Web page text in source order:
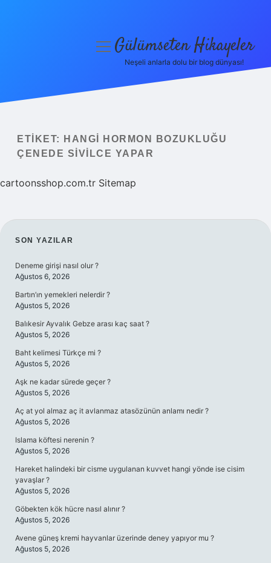
Yasal Uyarı
menüyüGülümseten Hikayeler
Neşeli anlarla dolu bir blog dünyası!
ETIKET:
HANGI HORMON BOZUKLUĞU
ÇENEDE SIVILCE YAPAR
cartoonsshop.com.tr Sitemap
SIDEBAR
SON YAZILAR
Deneme girişi nasıl olur ?
Ağustos 6, 2026
Bartın’ın yemekleri nelerdir ?
Ağustos 5, 2026
Balıkesir Ayvalık Gebze arası kaç saat ?
Ağustos 5, 2026
Baht kelimesi Türkçe mi ?
Ağustos 5, 2026
Aşk ne kadar sürede geçer ?
Ağustos 5, 2026
Aç at yol almaz aç it avlanmaz atasözünün anlamı nedir ?
Ağustos 5, 2026
Islama köftesi nerenin ?
Ağustos 5, 2026
Hareket halindeki bir cisme uygulanan kuvvet hangi yönde ise cisim
yavaşlar ?
Ağustos 5, 2026
Göbekten kök hücre nasıl alınır ?
Ağustos 5, 2026
Avene güneş kremi hayvanlar üzerinde deney yapıyor mu ?
Ağustos 5, 2026